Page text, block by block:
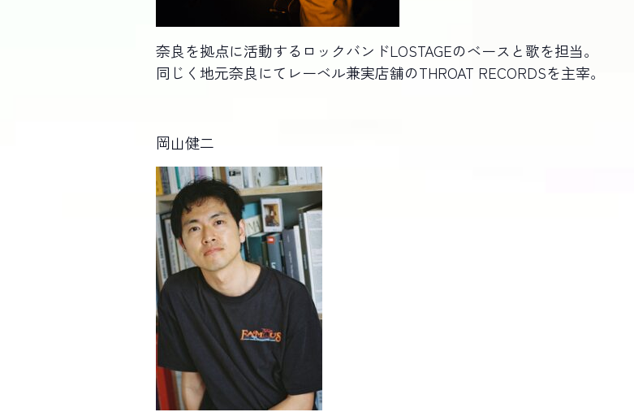
奈良を拠点に活動するロックバンドLOSTAGEのベースと歌を担当。
同じく地元奈良にてレーベル兼実店舗のTHROAT RECORDSを主宰。
岡山健二